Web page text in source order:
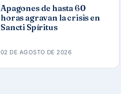
Apagones de hasta 60
horas agravan la crisis en
Sancti Spíritus
02 DE AGOSTO DE 2026